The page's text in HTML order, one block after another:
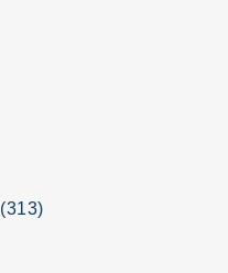
(313)